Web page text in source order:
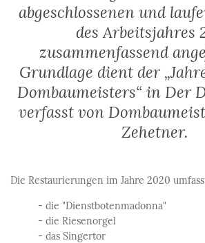
abgeschlossenen und
des Arbeitsjahres
zusammenfassend
Grundlage dient der
Dombaumeisters“ in Der
verfasst von
Zehetner.
Die Restaurierungen im Jahre 2020
- die "Dienstbotenmadonna"
- die Riesenorgel
- das Singertor